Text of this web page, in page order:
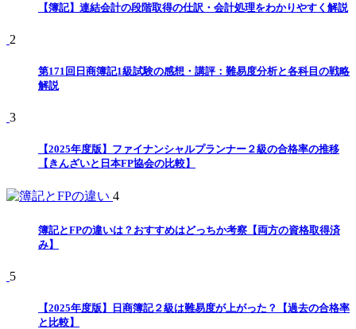
【簿記】連結会計の段階取得の仕訳・会計処理をわかりやすく解説
2
第171回日商簿記1級試験の感想・講評：難易度分析と各科目の戦略
解説
3
【2025年度版】ファイナンシャルプランナー２級の合格率の推移
【きんざいと日本FP協会の比較】
4
簿記とFPの違いは？おすすめはどっちか考察【両方の資格取得済
み】
5
【2025年度版】日商簿記２級は難易度が上がった？【過去の合格率
と比較】